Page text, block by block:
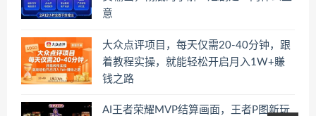
意
大众点评项目，每天仅需20-40分钟，跟
着教程实操，就能轻松开启月入1W+賺
钱之路
AI王者荣耀MVP结算画面，王者P图新玩